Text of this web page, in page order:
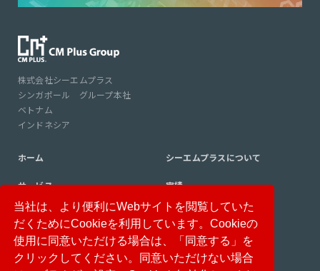
株式会社シーエムプラス
シンガポール グループ本社
ベトナム
インドネシア
ホーム シーエムプラスについて
サービス 実績
コンサルタント紹介 コラム
ニュース 採用情報
当社は、より便利にWebサイトを閲覧していた
だくためにCookieを利用しています。Cookieの
使用に同意いただける場合は、「同意する」を
クリックしてください。同意いただけない場合